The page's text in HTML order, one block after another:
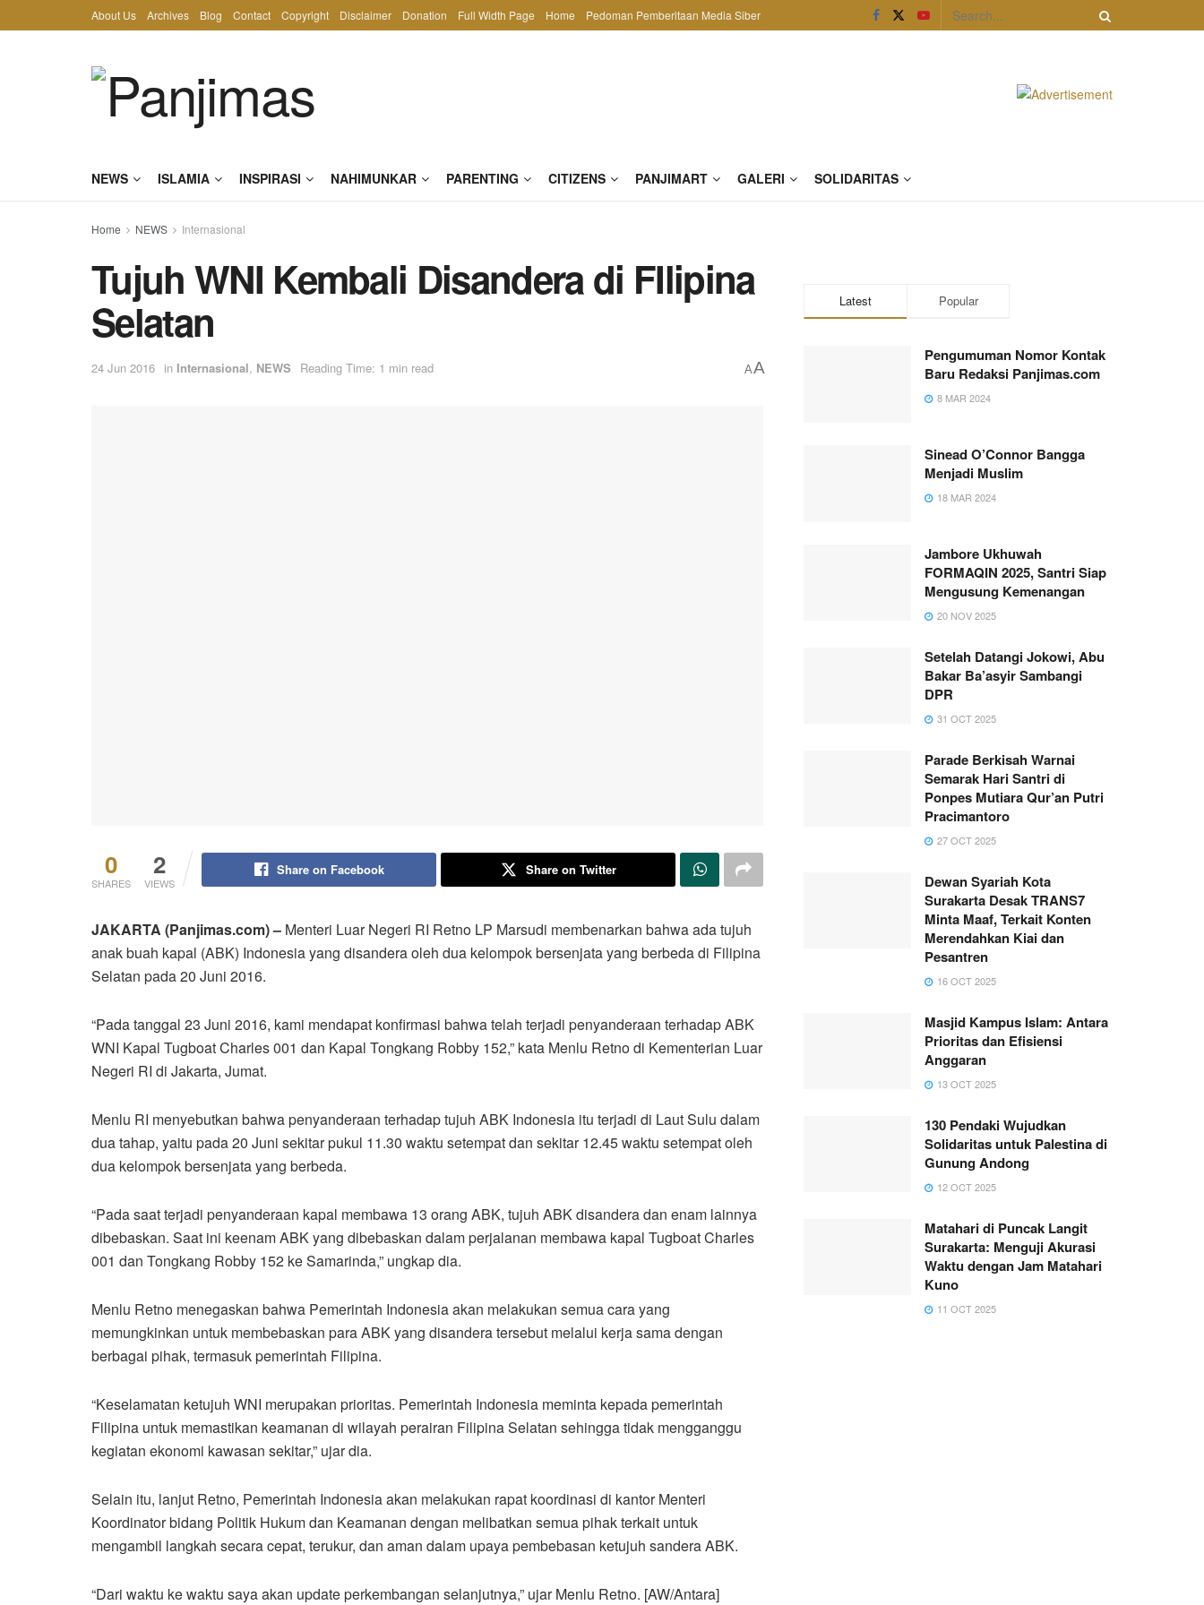
About Us Archives Blog Contact Copyright Disclaimer Donation Full Width Page Home Pedoman Pemberitaan Media Siber
NEWS ISLAMIA INSPIRASI NAHIMUNKAR PARENTING CITIZENS PANJIMART GALERI SOLIDARITAS
Home NEWS Internasional
Tujuh WNI Kembali Disandera di FIlipina
Selatan
24 Jun 2016 in Internasional, NEWS Reading Time: 1 min read AA
0
SHARES
2
VIEWS
Share on Facebook Share on Twitter
JAKARTA (Panjimas.com) – Menteri Luar Negeri RI Retno LP Marsudi membenarkan bahwa ada tujuh
anak buah kapal (ABK) Indonesia yang disandera oleh dua kelompok bersenjata yang berbeda di Filipina
Selatan pada 20 Juni 2016.
“Pada tanggal 23 Juni 2016, kami mendapat konfirmasi bahwa telah terjadi penyanderaan terhadap ABK
WNI Kapal Tugboat Charles 001 dan Kapal Tongkang Robby 152,” kata Menlu Retno di Kementerian Luar
Negeri RI di Jakarta, Jumat.
Menlu RI menyebutkan bahwa penyanderaan terhadap tujuh ABK Indonesia itu terjadi di Laut Sulu dalam
dua tahap, yaitu pada 20 Juni sekitar pukul 11.30 waktu setempat dan sekitar 12.45 waktu setempat oleh
dua kelompok bersenjata yang berbeda.
“Pada saat terjadi penyanderaan kapal membawa 13 orang ABK, tujuh ABK disandera dan enam lainnya
dibebaskan. Saat ini keenam ABK yang dibebaskan dalam perjalanan membawa kapal Tugboat Charles
001 dan Tongkang Robby 152 ke Samarinda,” ungkap dia.
Menlu Retno menegaskan bahwa Pemerintah Indonesia akan melakukan semua cara yang
memungkinkan untuk membebaskan para ABK yang disandera tersebut melalui kerja sama dengan
berbagai pihak, termasuk pemerintah Filipina.
“Keselamatan ketujuh WNI merupakan prioritas. Pemerintah Indonesia meminta kepada pemerintah
Filipina untuk memastikan keamanan di wilayah perairan Filipina Selatan sehingga tidak mengganggu
kegiatan ekonomi kawasan sekitar,” ujar dia.
Selain itu, lanjut Retno, Pemerintah Indonesia akan melakukan rapat koordinasi di kantor Menteri
Koordinator bidang Politik Hukum dan Keamanan dengan melibatkan semua pihak terkait untuk
mengambil langkah secara cepat, terukur, dan aman dalam upaya pembebasan ketujuh sandera ABK.
“Dari waktu ke waktu saya akan update perkembangan selanjutnya,” ujar Menlu Retno. [AW/Antara]
Latest Popular
Pengumuman Nomor Kontak
Baru Redaksi Panjimas.com
8 MAR 2024
Sinead O’Connor Bangga
Menjadi Muslim
18 MAR 2024
Jambore Ukhuwah
FORMAQIN 2025, Santri Siap
Mengusung Kemenangan
20 NOV 2025
Setelah Datangi Jokowi, Abu
Bakar Ba’asyir Sambangi
DPR
31 OCT 2025
Parade Berkisah Warnai
Semarak Hari Santri di
Ponpes Mutiara Qur’an Putri
Pracimantoro
27 OCT 2025
Dewan Syariah Kota
Surakarta Desak TRANS7
Minta Maaf, Terkait Konten
Merendahkan Kiai dan
Pesantren
16 OCT 2025
Masjid Kampus Islam: Antara
Prioritas dan Efisiensi
Anggaran
13 OCT 2025
130 Pendaki Wujudkan
Solidaritas untuk Palestina di
Gunung Andong
12 OCT 2025
Matahari di Puncak Langit
Surakarta: Menguji Akurasi
Waktu dengan Jam Matahari
Kuno
11 OCT 2025